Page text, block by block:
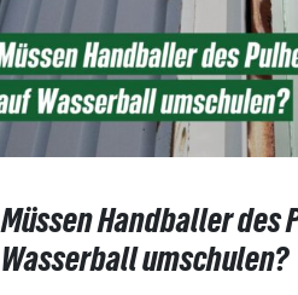
Müssen Handballer des
Wasserball umschulen?